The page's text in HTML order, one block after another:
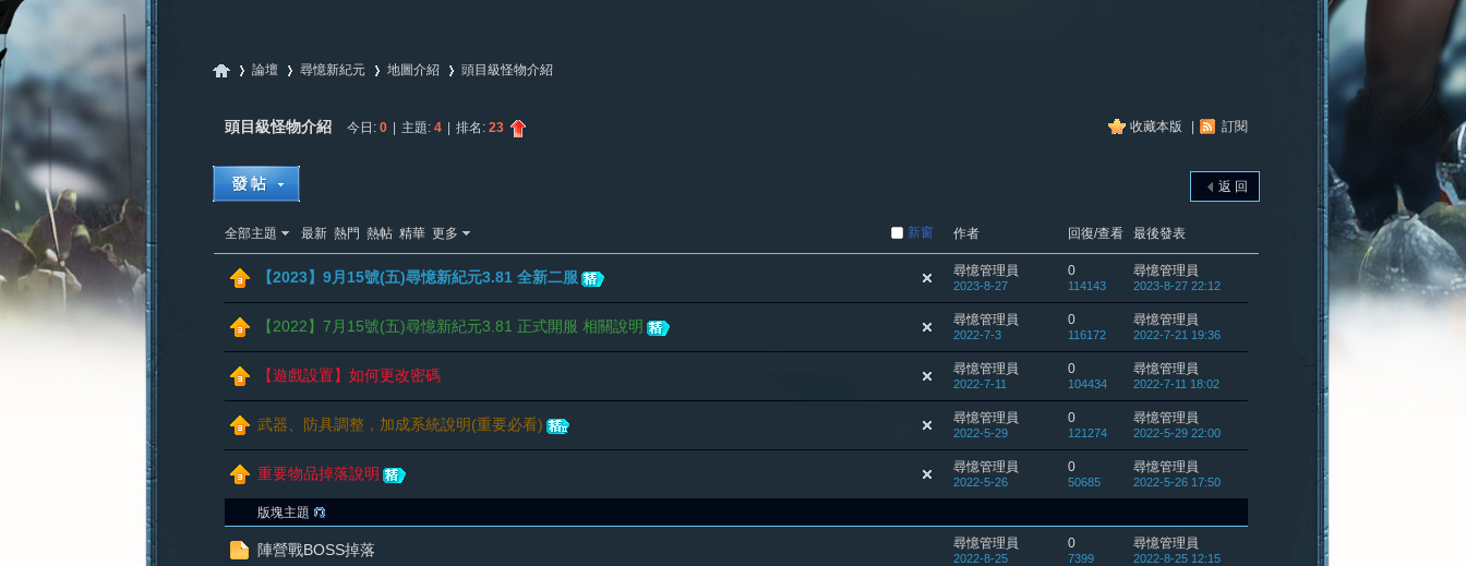
尋 »
論壇
›
尋憶新紀元 地圖介紹 頭目級怪物介紹
收藏本版 訂閱
頭目級怪物介紹 今日: 0 主題: 4 排名: 23
返 回
新窗
全部主題 最新 熱門 熱帖 精華 更多 作者 回復/查看 最後發表
【2023】9月15號(五)尋憶新紀元3.81 全新二服 尋憶管理員
2023-8-27
0
114143
尋憶管理員
2023-8-27 22:12
【2022】7月15號(五)尋憶新紀元3.81 正式開服 相關說明 尋憶管理員
2022-7-3
0
116172
尋憶管理員
2022-7-21 19:36
【遊戲設置】如何更改密碼 尋憶管理員
2022-7-11
0
104434
尋憶管理員
2022-7-11 18:02
武器、防具調整，加成系統說明(重要必看) 尋憶管理員
2022-5-29
0
121274
尋憶管理員
2022-5-29 22:00
重要物品掉落說明 尋憶管理員
2022-5-26
0
50685
尋憶管理員
2022-5-26 17:50
版塊主題
陣營戰BOSS掉落 尋憶管理員
2022-8-25
0
7399
尋憶管理員
2022-8-25 12:15